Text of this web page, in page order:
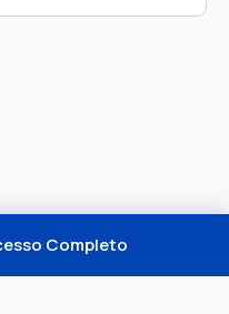
Completo